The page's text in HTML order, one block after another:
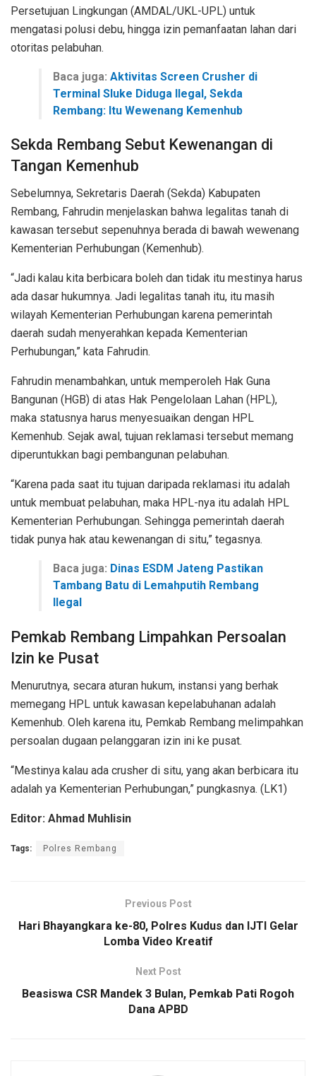
Persetujuan Lingkungan (AMDAL/UKL-UPL) untuk
mengatasi polusi debu, hingga izin pemanfaatan lahan dari
otoritas pelabuhan.
Baca juga: Aktivitas Screen Crusher di
Terminal Sluke Diduga Ilegal, Sekda
Rembang: Itu Wewenang Kemenhub
Sekda Rembang Sebut Kewenangan di
Tangan Kemenhub
Sebelumnya, Sekretaris Daerah (Sekda) Kabupaten
Rembang, Fahrudin menjelaskan bahwa legalitas tanah di
kawasan tersebut sepenuhnya berada di bawah wewenang
Kementerian Perhubungan (Kemenhub).
“Jadi kalau kita berbicara boleh dan tidak itu mestinya harus
ada dasar hukumnya. Jadi legalitas tanah itu, itu masih
wilayah Kementerian Perhubungan karena pemerintah
daerah sudah menyerahkan kepada Kementerian
Perhubungan,” kata Fahrudin.
Fahrudin menambahkan, untuk memperoleh Hak Guna
Bangunan (HGB) di atas Hak Pengelolaan Lahan (HPL),
maka statusnya harus menyesuaikan dengan HPL
Kemenhub. Sejak awal, tujuan reklamasi tersebut memang
diperuntukkan bagi pembangunan pelabuhan.
“Karena pada saat itu tujuan daripada reklamasi itu adalah
untuk membuat pelabuhan, maka HPL-nya itu adalah HPL
Kementerian Perhubungan. Sehingga pemerintah daerah
tidak punya hak atau kewenangan di situ,” tegasnya.
Baca juga: Dinas ESDM Jateng Pastikan
Tambang Batu di Lemahputih Rembang
Ilegal
Pemkab Rembang Limpahkan Persoalan
Izin ke Pusat
Menurutnya, secara aturan hukum, instansi yang berhak
memegang HPL untuk kawasan kepelabuhanan adalah
Kemenhub. Oleh karena itu, Pemkab Rembang melimpahkan
persoalan dugaan pelanggaran izin ini ke pusat.
“Mestinya kalau ada crusher di situ, yang akan berbicara itu
adalah ya Kementerian Perhubungan,” pungkasnya. (LK1)
Editor: Ahmad Muhlisin
Tags: Polres Rembang
Previous Post
Hari Bhayangkara ke-80, Polres Kudus dan IJTI Gelar
Lomba Video Kreatif
Next Post
Beasiswa CSR Mandek 3 Bulan, Pemkab Pati Rogoh
Dana APBD